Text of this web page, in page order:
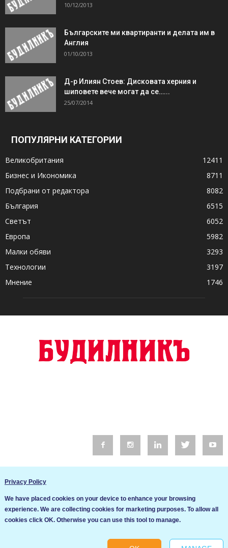
10/12/2013
Българските ми квартиранти и делата им в
Англия
01/10/2013
Д-р Илиян Стоев: Дисковата херния и
шиповете вече могат да се…...
25/07/2014
ПОПУЛЯРНИ КАТЕГОРИИ
Великобритания
12411
Бизнес и Икономика
8711
Подбрани от редактора
8082
България
6515
Светът
6052
Европа
5982
Малки обяви
3293
Технологии
3197
Мнение
1746
Общи условия
Privacy Policy
We have placed cookies on your device to enhance your browsing
experience. We are collecting cookies for marketing purposes. To allow all
cookies click OK. Otherwise you can use this tool to manage.
Ние използваме бисквитки за да подобрим услугите си. Ако
продължите да посещавате този сайт, ние приемаме, че се